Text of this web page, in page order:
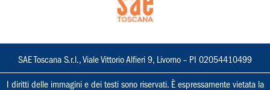
SAE Toscana S.r.l., Viale Vittorio Alfieri 9, Livorno – PI 02054410499
I diritti delle immagini e dei testi sono riservati. È espressamente vietata la